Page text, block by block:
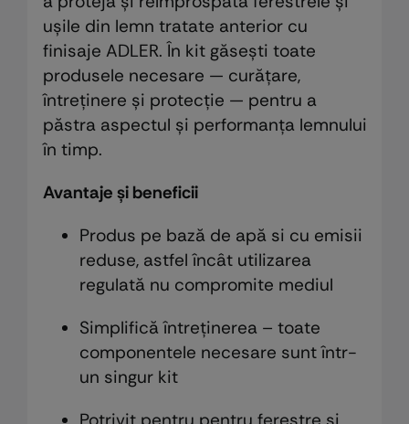
ușile din lemn tratate anterior cu
finisaje ADLER. În kit găsești toate
produsele necesare — curățare,
întreținere și protecție — pentru a
păstra aspectul și performanța lemnului
în timp.
Avantaje și beneficii
Produs pe bază de apă si cu emisii
reduse, astfel încât utilizarea
regulată nu compromite mediul
Simplifică întreținerea – toate
componentele necesare sunt într-
un singur kit